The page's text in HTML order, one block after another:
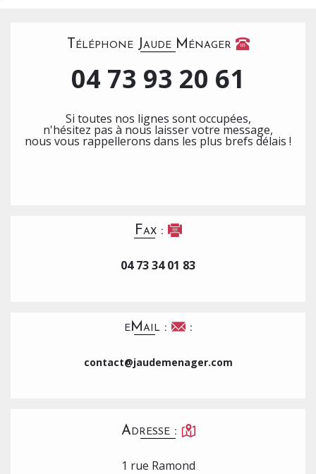
Téléphone Jaude Ménager
04 73 93 20 61
Si toutes nos lignes sont occupées,
n'hésitez pas à nous laisser votre message,
nous vous rappellerons dans les plus brefs délais !
Fax :
04 73 34 01 83
eMail : :
contact@jaudemenager.com
Adresse :
1 rue Ramond